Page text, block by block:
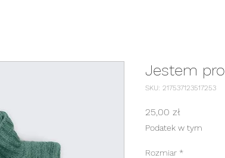
Jestem
SKU: 217537123517253
25,00 zł
Podatek w tym
Rozmiar *